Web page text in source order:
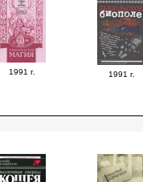
1991 г. 1991 г.